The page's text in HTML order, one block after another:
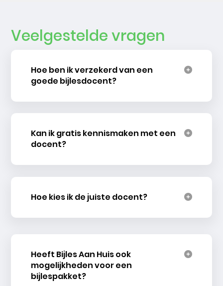
Veelgestelde vragen
Hoe ben ik verzekerd van een
goede bijlesdocent?
Kan ik gratis kennismaken met een
docent?
Hoe kies ik de juiste docent?
Heeft Bijles Aan Huis ook
mogelijkheden voor een
bijlespakket?